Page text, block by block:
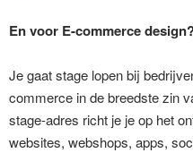
En voor E-commerce
Je gaat stage lopen bij
commerce in de breedste zin
stage-adres richt je je op het
websites, webshops, apps,